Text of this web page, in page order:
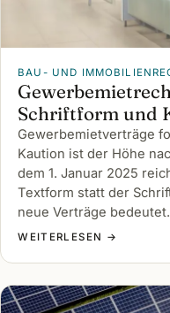
BAU- UND
Schriftform und
Gewerbemietverträge
Kaution ist der Höhe
dem 1. Januar 2025
Textform statt der
neue Verträge bedeutet.
WEITERLESEN →